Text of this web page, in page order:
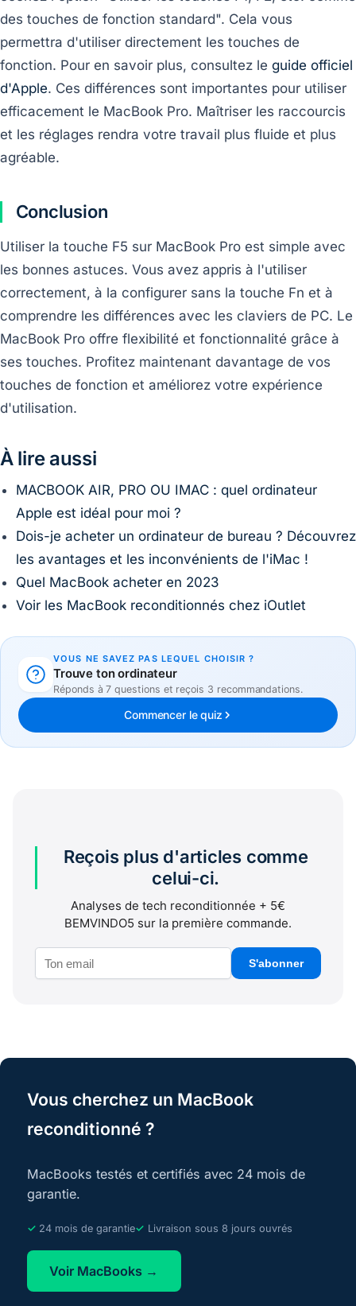
des touches de fonction standard". Cela vous
permettra d'utiliser directement les touches de
fonction. Pour en savoir plus, consultez le guide officiel
d'Apple. Ces différences sont importantes pour utiliser
efficacement le MacBook Pro. Maîtriser les raccourcis
et les réglages rendra votre travail plus fluide et plus
agréable.
Conclusion
Utiliser la touche F5 sur MacBook Pro est simple avec
les bonnes astuces. Vous avez appris à l'utiliser
correctement, à la configurer sans la touche Fn et à
comprendre les différences avec les claviers de PC. Le
MacBook Pro offre flexibilité et fonctionnalité grâce à
ses touches. Profitez maintenant davantage de vos
touches de fonction et améliorez votre expérience
d'utilisation.
À lire aussi
MACBOOK AIR, PRO OU IMAC : quel ordinateur
Apple est idéal pour moi ?
Dois-je acheter un ordinateur de bureau ? Découvrez
les avantages et les inconvénients de l'iMac !
Quel MacBook acheter en 2023
Voir les MacBook reconditionnés chez iOutlet
VOUS NE SAVEZ PAS LEQUEL CHOISIR ?
Trouve ton ordinateur
Réponds à 7 questions et reçois 3 recommandations.
Commencer le quiz
Reçois plus d'articles comme
celui-ci.
Analyses de tech reconditionnée + 5€
BEMVINDO5 sur la première commande.
S'abonner
Vous cherchez un MacBook
reconditionné ?
MacBooks testés et certifiés avec 24 mois de
garantie.
24 mois de garantie Livraison sous 8 jours ouvrés
Voir MacBooks →